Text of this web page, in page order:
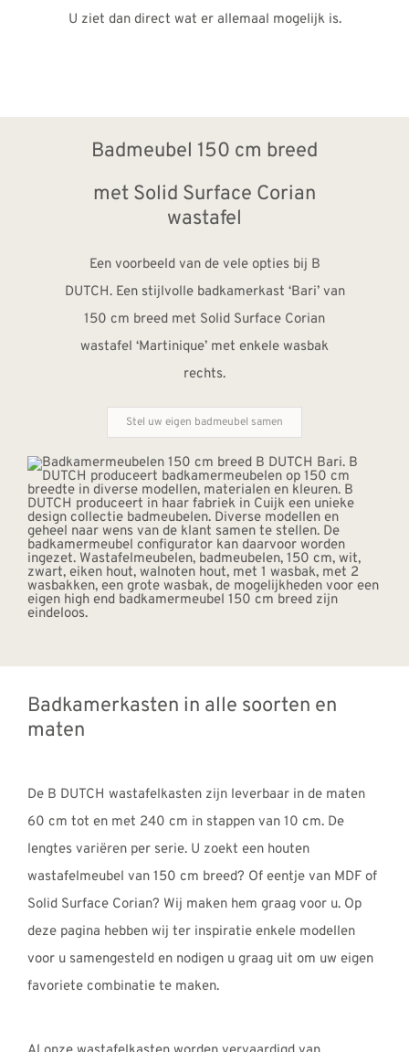
U ziet dan direct wat er allemaal mogelijk is.
Badmeubel 150 cm breed
met Solid Surface Corian
wastafel
Een voorbeeld van de vele opties bij B
DUTCH. Een stijlvolle badkamerkast ‘Bari’ van
150 cm breed met Solid Surface Corian
wastafel ‘Martinique’ met enkele wasbak
rechts.
Stel uw eigen badmeubel samen
Badkamerkasten in alle soorten en
maten
De B DUTCH wastafelkasten zijn leverbaar in de maten
60 cm tot en met 240 cm in stappen van 10 cm. De
lengtes variëren per serie. U zoekt een houten
wastafelmeubel van 150 cm breed? Of eentje van MDF of
Solid Surface Corian? Wij maken hem graag voor u. Op
deze pagina hebben wij ter inspiratie enkele modellen
voor u samengesteld en nodigen u graag uit om uw eigen
favoriete combinatie te maken.